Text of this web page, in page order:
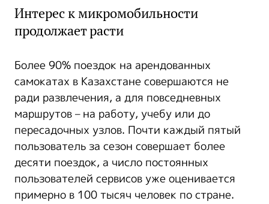
Интерес к микромобильности
продолжает расти
Более 90% поездок на арендованных
самокатах в Казахстане совершаются не
ради развлечения, а для повседневных
маршрутов – на работу, учебу или до
пересадочных узлов. Почти каждый пятый
пользователь за сезон совершает более
десяти поездок, а число постоянных
пользователей сервисов уже оценивается
примерно в 100 тысяч человек по стране.